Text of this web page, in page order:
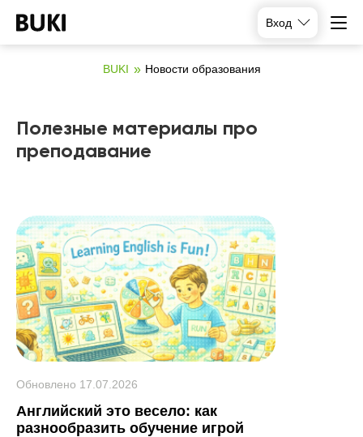
Вход
BUKI Новости образования
Полезные материалы про
преподавание
Обновлено 17.07.2026
Английский это весело: как
разнообразить обучение игрой